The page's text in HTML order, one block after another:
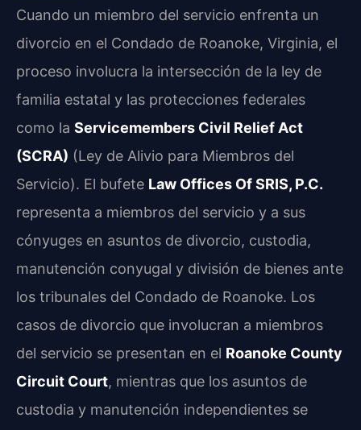
Cuando un miembro del servicio enfrenta un
divorcio en el Condado de Roanoke, Virginia, el
proceso involucra la intersección de la ley de
familia estatal y las protecciones federales
como la Servicemembers Civil Relief Act
(SCRA) (Ley de Alivio para Miembros del
Servicio). El bufete Law Offices Of SRIS, P.C.
representa a miembros del servicio y a sus
cónyuges en asuntos de divorcio, custodia,
manutención conyugal y división de bienes ante
los tribunales del Condado de Roanoke. Los
casos de divorcio que involucran a miembros
del servicio se presentan en el Roanoke County
Circuit Court, mientras que los asuntos de
custodia y manutención independientes se